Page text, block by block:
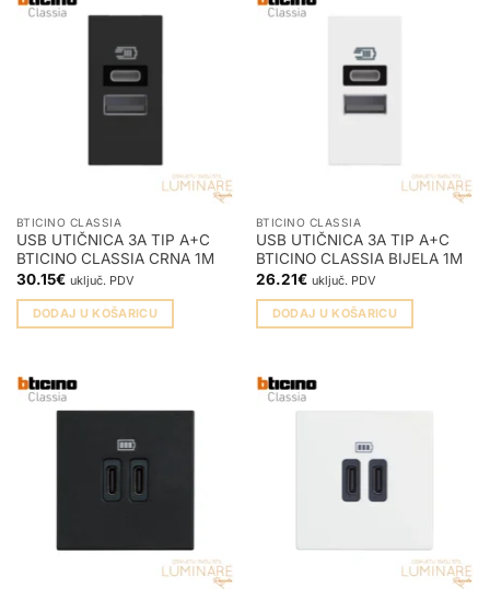
BTICINO CLASSIA
USB UTIČNICA 3A TIP A+C
BTICINO CLASSIA CRNA 1M
30.15€ uključ. PDV
DODAJ U KOŠARICU
BTICINO CLASSIA
USB UTIČNICA 3A TIP A+C
BTICINO CLASSIA BIJELA 1M
26.21€ uključ. PDV
DODAJ U KOŠARICU